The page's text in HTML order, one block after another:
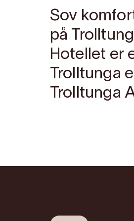
Sov
på
Hotellet er
Trolltunga
Trolltunga